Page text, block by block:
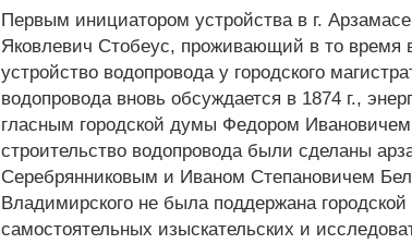
Первым инициатором устройства в г.
Яковлевич Стобеус, проживающий в то время
устройство водопровода у городского
водопровода вновь обсуждается в 1874 г.,
гласным городской думы Федором
строительство водопровода были сделаны
Серебрянниковым и Иваном Степановичем
Владимирского не была поддержана
самостоятельных изыскательских и